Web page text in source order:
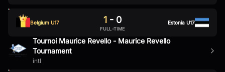
Belgium U17 1 - 0
FULL-TIME
Estonia U17
Tournoi Maurice Revello - Maurice Revello
Tournament
intl